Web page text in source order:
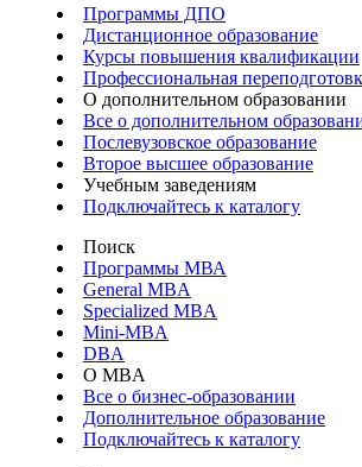
Программы ДПО
Дистанционное образование
Курсы повышения квалификации
Профессиональная
О дополнительном образовании
Все о дополнительном
Послевузовское образование
Второе высшее образование
Учебным заведениям
Подключайтесь к каталогу
Поиск
Программы МВА
General MBA
Specialized MBA
Mini-MBA
DBA
О MBA
Все о бизнес-образовании
Дополнительное образование
Подключайтесь к каталогу